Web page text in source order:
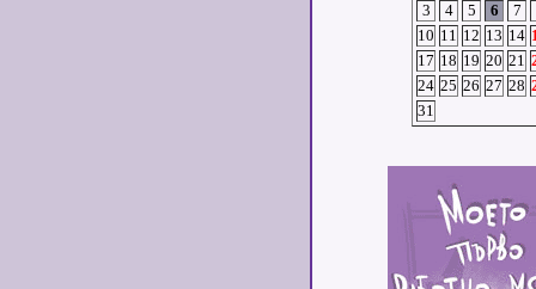
3
4 5 6 7
10 11 12 13 14
17 18 19 20 21
24 25 26 27 28
31